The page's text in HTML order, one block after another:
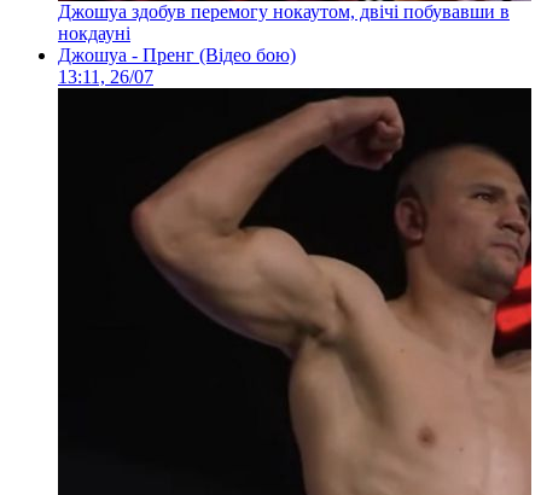
Джошуа здобув перемогу нокаутом, двічі побувавши в
нокдауні
Джошуа - Пренг (Відео бою)
13:11, 26/07